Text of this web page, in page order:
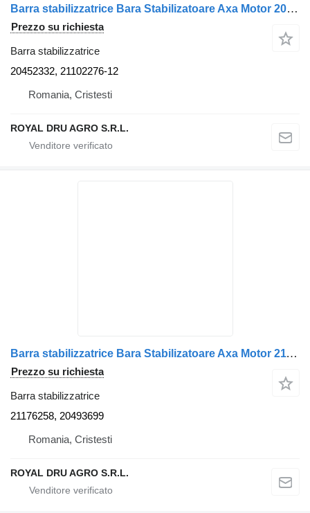
Barra stabilizzatrice Bara Stabilizatoare Axa Motor 20452332 per camion Volvo 20452332 / 21102276
Prezzo su richiesta
Barra stabilizzatrice
20452332, 21102276-12
Romania, Cristesti
ROYAL DRU AGRO S.R.L.
Barra stabilizzatrice Bara Stabilizatoare Axa Motor 21176258 per camion Volvo 21176258 / 20493699
Prezzo su richiesta
Barra stabilizzatrice
21176258, 20493699
Romania, Cristesti
ROYAL DRU AGRO S.R.L.